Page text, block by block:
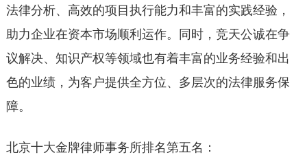
法律分析、高效的项目执行能力和丰富的实践经验，
助力企业在资本市场顺利运作。同时，竞天公诚在争
议解决、知识产权等领域也有着丰富的业务经验和出
色的业绩，为客户提供全方位、多层次的法律服务保
障。
北京十大金牌律师事务所排名第五名：